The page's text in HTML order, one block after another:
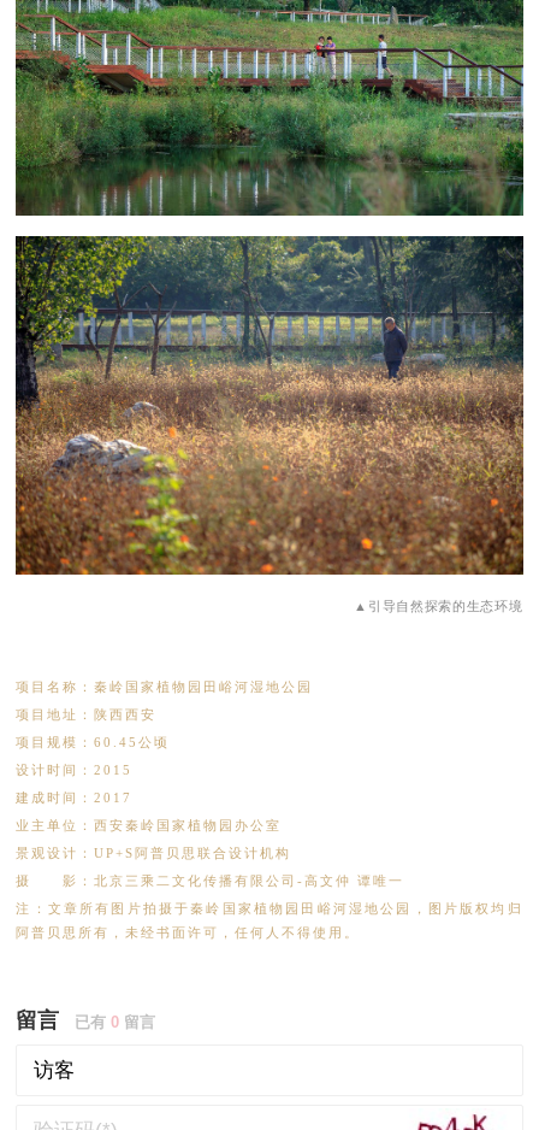
▲引导自然探索的生态环境
项目名称：秦岭国家植物园田峪河湿地公园
项目地址：陕西西安
项目规模：60.45公顷
设计时间：2015
建成时间：2017
业主单位：西安秦岭国家植物园办公室
景观设计：UP+S阿普贝思联合设计机构
摄 影：北京三乘二文化传播有限公司-高文仲 谭唯一
注：文章所有图片拍摄于秦岭国家植物园田峪河湿地公园，图片版权均归
阿普贝思所有，未经书面许可，任何人不得使用。
留言 已有 0留言